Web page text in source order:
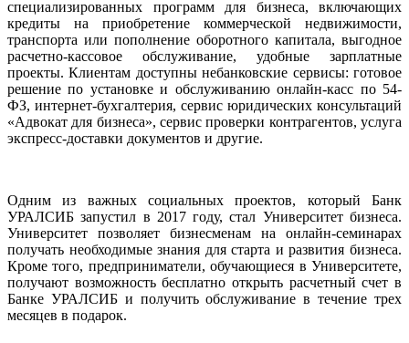
специализированных программ для бизнеса, включающих
кредиты на приобретение коммерческой недвижимости,
транспорта или пополнение оборотного капитала, выгодное
расчетно-кассовое обслуживание, удобные зарплатные
проекты. Клиентам доступны небанковские сервисы: готовое
решение по установке и обслуживанию онлайн-касс по 54-
ФЗ, интернет-бухгалтерия, сервис юридических консультаций
«Адвокат для бизнеса», сервис проверки контрагентов, услуга
экспресс-доставки документов и другие.
Одним из важных социальных проектов, который Банк
УРАЛСИБ запустил в 2017 году, стал Университет бизнеса.
Университет позволяет бизнесменам на онлайн-семинарах
получать необходимые знания для старта и развития бизнеса.
Кроме того, предприниматели, обучающиеся в Университете,
получают возможность бесплатно открыть расчетный счет в
Банке УРАЛСИБ и получить обслуживание в течение трех
месяцев в подарок.